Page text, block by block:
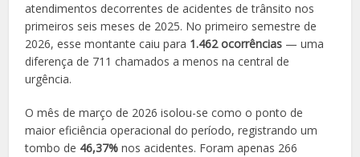
atendimentos decorrentes de acidentes de trânsito nos
primeiros seis meses de 2025. No primeiro semestre de
2026, esse montante caiu para 1.462 ocorrências — uma
diferença de 711 chamados a menos na central de
urgência.
O mês de março de 2026 isolou-se como o ponto de
maior eficiência operacional do período, registrando um
tombo de 46,37% nos acidentes. Foram apenas 266